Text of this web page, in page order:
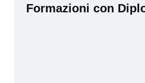
Formazioni con